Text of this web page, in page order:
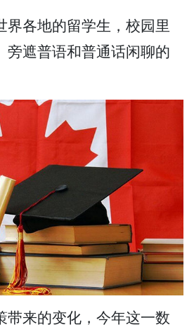
界各地的留学生，校园里
旁遮普语和普通话闲聊的
带来的变化，今年这一数